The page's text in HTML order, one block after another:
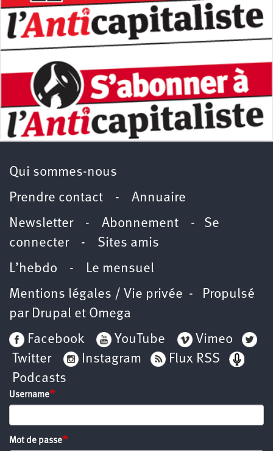
Qui sommes-nous
Prendre contact - Annuaire
Newsletter - Abonnement - Se
connecter- Sites amis
L’hebdo - Le mensuel
Mentions légales / Vie privée - Propulsé
par Drupal et Omega
Facebook
YouTube
Vimeo
Twitter
Instagram
Flux RSS
Podcasts
Username
Mot de passe